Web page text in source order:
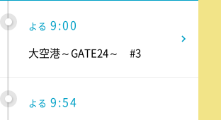
よる 9:00
大空港～GATE24～ #3
よる 9:54